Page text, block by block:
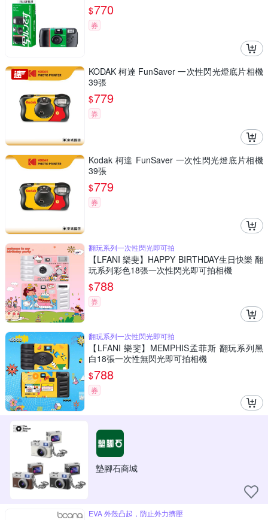
$770
券
KODAK 柯達 FunSaver 一次性閃光燈底片相機
39張
$779
券
Kodak 柯達 FunSaver 一次性閃光燈底片相機
39張
$779
券
翻玩系列一次性閃光即可拍
【LFANI 樂斐】HAPPY BIRTHDAY生日快樂 翻
玩系列彩色18張一次性閃光即可拍相機
$788
券
翻玩系列一次性閃光即可拍
【LFANI 樂斐】MEMPHIS孟菲斯 翻玩系列黑
白18張一次性無閃光即可拍相機
$788
券
墊腳石商城
EVA 外殼凸起，防止外力擠壓